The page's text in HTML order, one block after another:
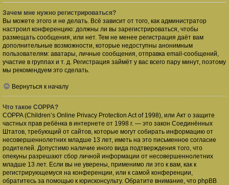
Зачем мне нужно регистрироваться?
Вы можете этого и не делать. Всё зависит от того, как администратор
настроил конференцию: должны ли вы зарегистрироваться, чтобы
размещать сообщения, или нет. Тем не менее регистрация даёт вам
дополнительные возможности, которые недоступны анонимным
пользователям: аватары, личные сообщения, отправка email-сообщений,
участие в группах и т. д. Регистрация займёт у вас всего пару минут, поэтому
мы рекомендуем это сделать.
Вернуться к началу
Что такое COPPA?
COPPA (Children’s Online Privacy Protection Act of 1998), или Акт о защите
частных прав ребёнка в интернете от 1998 г. — это закон Соединённых
Штатов, требующий от сайтов, которые могут собирать информацию от
несовершеннолетних младше 13 лет, иметь на это письменное согласие
родителей. Допустимо наличие иного вида подтверждения того, что
опекуны разрешают сбор личной информации от несовершеннолетних
младше 13 лет. Если вы не уверены, применимо ли это к вам, как к
регистрирующемуся на конференции, или к самой конференции,
обратитесь за помощью к юрисконсульту. Обратите внимание, что phpBB